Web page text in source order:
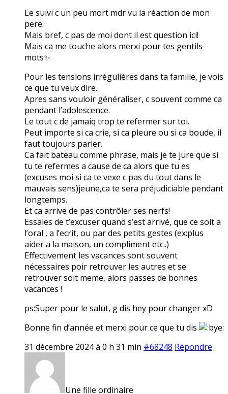
Le suivi c un peu mort mdr vu la réaction de mon
pere.
Mais bref, c pas de moi dont il est question ici!
Mais ca me touche alors merxi pour tes gentils
mots✨
Pour les tensions irrégulières dans ta famille, je vois
ce que tu veux dire.
Apres sans vouloir généraliser, c souvent comme ca
pendant l’adolescence.
Le tout c de jamaiq trop te refermer sur toi.
Peut importe si ca crie, si ca pleure ou si ca boude, il
faut toujours parler.
Ca fait bateau comme phrase, mais je te jure que si
tu te refermes a cause de ca alors que tu es
(excuses moi si ca te vexe c pas du tout dans le
mauvais sens)jeune,ca te sera préjudiciable pendant
longtemps.
Et ca arrive de pas contrôler ses nerfs!
Essaies de t’excuser quand s’est arrivé, que ce soit a
l’oral , a l’ecrit, ou par des petits gestes (ex:plus
aider a la maison, un compliment etc..)
Effectivement les vacances sont souvent
nécessaires poir retrouver les autres et se
retrouver soit meme, alors passes de bonnes
vacances !
ps:Super pour le salut, g dis hey pour changer xD
Bonne fin d’année et merxi pour ce que tu dis
31 décembre 2024 à 0 h 31 min #68248 Répondre
Une fille ordinaire